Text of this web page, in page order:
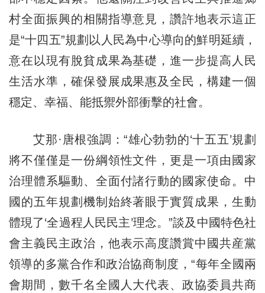
村全面振興的相關指導意見，讚許地表示這正
是“十四五”規劃以人民為中心導向的鮮明延續，
意在以現有脫貧成果為基礎，進一步提高人民
生活水準，確保發展成果惠及全民，構建一個
穩定、幸福、能抵禦外部衝擊的社會。
艾那·唐根強調：“雄心勃勃的‘十五五’規劃
將不僅僅是一份綱領性文件，更是一項由國家
治理體系驅動、全面付諸行動的國家使命。中
國的五年規劃機制始終著眼于實質成果，生動
體現了‘全過程人民民主’理念。”談及中國特色社
會主義民主政治，他表示高度讚賞中國共産黨
領導的多黨合作和政治協商制度，“每年全國兩
會期間，數千名全國人大代表、政協委員共商